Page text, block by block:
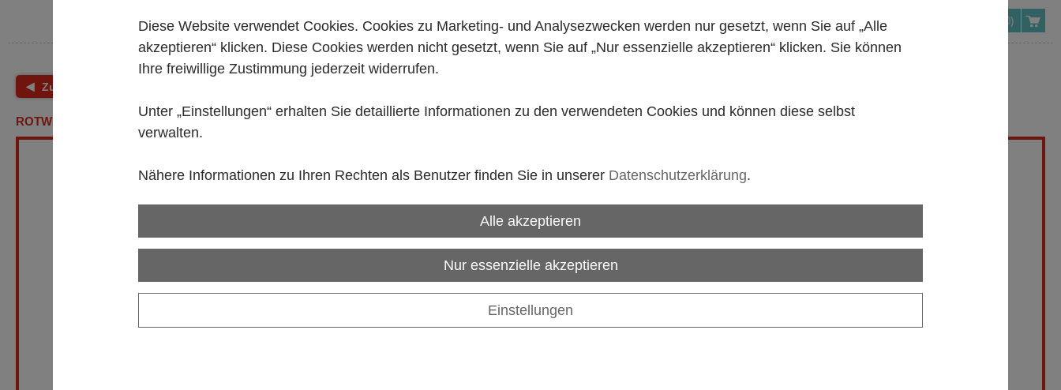
(0)
Zurück
ROTWEINGLAS "WEINLAND" CA. 540ML (PE 20)***
Diese Website verwendet Cookies. Cookies zu Marketing- und Analysezwecken werden nur gesetzt, wenn Sie auf „Alle
akzeptieren“ klicken. Diese Cookies werden nicht gesetzt, wenn Sie auf „Nur essenzielle akzeptieren“ klicken. Sie können
Ihre freiwillige Zustimmung jederzeit widerrufen.
Unter „Einstellungen“ erhalten Sie detaillierte Informationen zu den verwendeten Cookies und können diese selbst
verwalten.
Nähere Informationen zu Ihren Rechten als Benutzer finden Sie in unserer Datenschutzerklärung.
Alle akzeptieren
Nur essenzielle akzeptieren
Einstellungen